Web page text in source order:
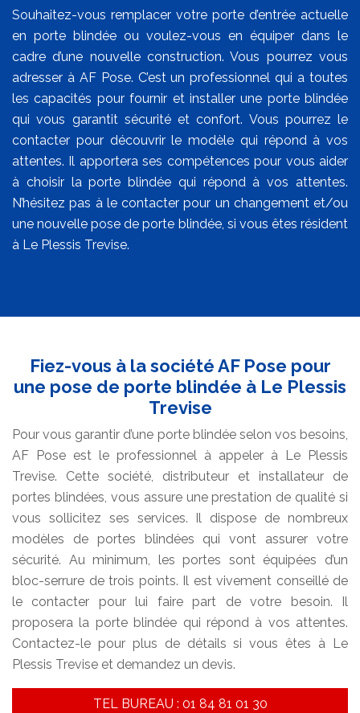
Souhaitez-vous remplacer votre porte d’entrée actuelle
en porte blindée ou voulez-vous en équiper dans le
cadre d’une nouvelle construction. Vous pourrez vous
adresser à AF Pose. C’est un professionnel qui a toutes
les capacités pour fournir et installer une porte blindée
qui vous garantit sécurité et confort. Vous pourrez le
contacter pour découvrir le modèle qui répond à vos
attentes. Il apportera ses compétences pour vous aider
à choisir la porte blindée qui répond à vos attentes.
N’hésitez pas à le contacter pour un changement et/ou
une nouvelle pose de porte blindée, si vous êtes résident
à Le Plessis Trevise.
Fiez-vous à la société AF Pose pour
une pose de porte blindée à Le Plessis
Trevise
Pour vous garantir d’une porte blindée selon vos besoins,
AF Pose est le professionnel à appeler à Le Plessis
Trevise. Cette société, distributeur et installateur de
portes blindées, vous assure une prestation de qualité si
vous sollicitez ses services. Il dispose de nombreux
modèles de portes blindées qui vont assurer votre
sécurité. Au minimum, les portes sont équipées d’un
bloc-serrure de trois points. Il est vivement conseillé de
le contacter pour lui faire part de votre besoin. Il
proposera la porte blindée qui répond à vos attentes.
Contactez-le pour plus de détails si vous êtes à Le
Plessis Trevise et demandez un devis.
TEL BUREAU : 01 84 81 01 30